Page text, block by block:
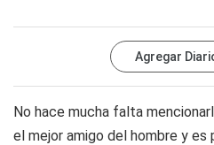
Agregar
No hace mucha falta
el mejor amigo del hombre y es